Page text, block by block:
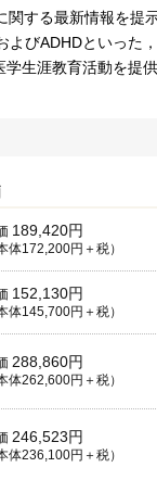
する最新情報を提
びADHDといった
生涯教育活動を提供
189,420円
体172,200円＋税）
152,130円
体145,700円＋税）
288,860円
体262,600円＋税）
246,523円
体236,100円＋税）